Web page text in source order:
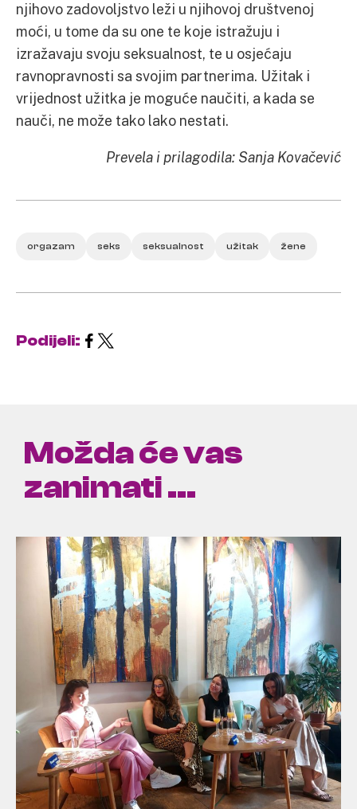
njihovo zadovoljstvo leži u njihovoj društvenoj
moći, u tome da su one te koje istražuju i
izražavaju svoju seksualnost, te u osjećaju
ravnopravnosti sa svojim partnerima. Užitak i
vrijednost užitka je moguće naučiti, a kada se
nauči, ne može tako lako nestati.
Prevela i prilagodila: Sanja Kovačević
orgazam seks seksualnost užitak žene
Podijeli:
Možda će vas
zanimati ...